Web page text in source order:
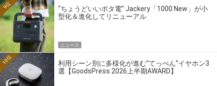
“ちょうどいいポタ電” Jackery「1000 New」が小
型化＆進化してリニューアル
9位
ニュース
利用シーン別に多様化が進む“てっぺん”イヤホン3
選【GoodsPress 2026上半期AWARD】
10位